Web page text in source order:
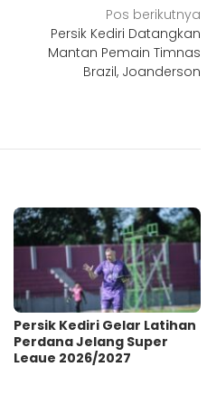
Pos berikutnya
Persik Kediri Datangkan
Mantan Pemain Timnas
Brazil, Joanderson
Persik Kediri Gelar Latihan
Perdana Jelang Super
Leaue 2026/2027